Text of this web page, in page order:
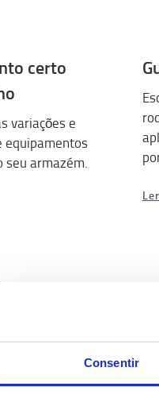
Consentir
certo
variações e
equipamentos
seu armazém.